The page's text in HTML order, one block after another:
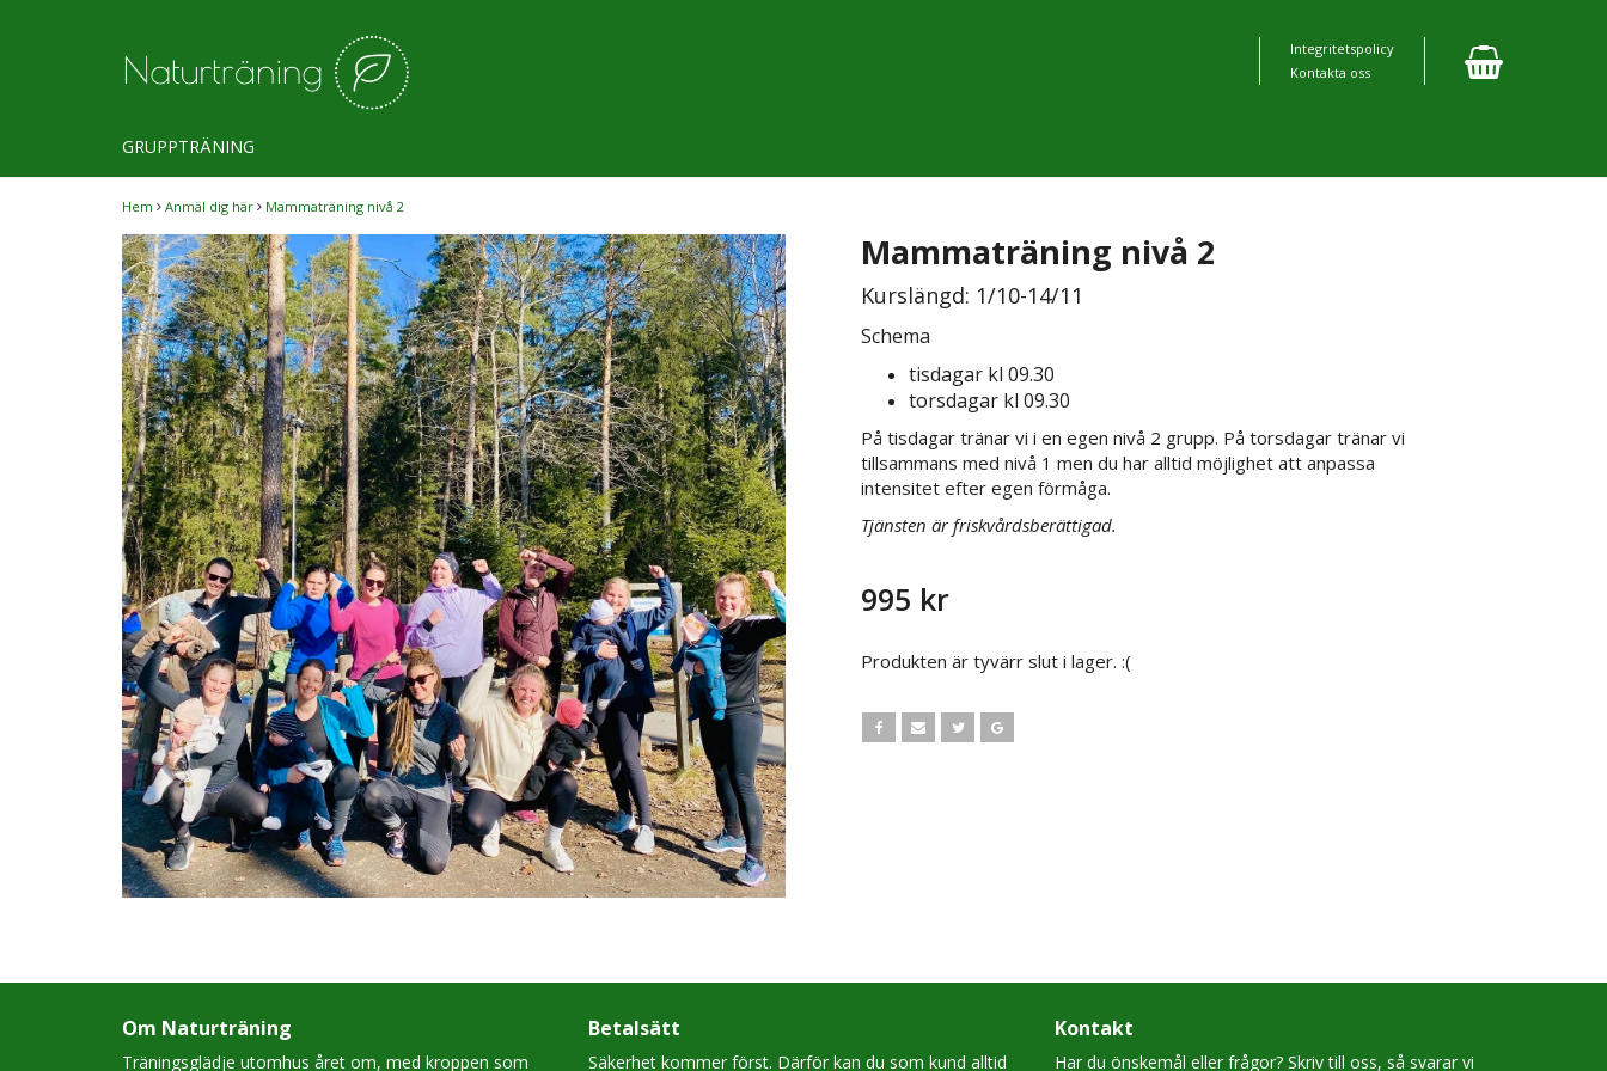
Hem Anmäl dig här Mammaträning nivå 2
Mammaträning nivå 2
Kurslängd: 1/10-14/11
Schema
tisdagar kl 09.30
torsdagar kl 09.30
På tisdagar tränar vi i en egen nivå 2 grupp. På torsdagar tränar vi
tillsammans med nivå 1 men du har alltid möjlighet att anpassa
intensitet efter egen förmåga.
Tjänsten är friskvårdsberättigad.
995 kr
Produkten är tyvärr slut i lager. :(
Om Naturträning
Träningsglädje utomhus året om, med kroppen som
Betalsätt
Säkerhet kommer först. Därför kan du som kund alltid
Kontakt
Har du önskemål eller frågor? Skriv till oss, så svarar vi
Integritetspolicy
Kontakta oss
GRUPPTRÄNING